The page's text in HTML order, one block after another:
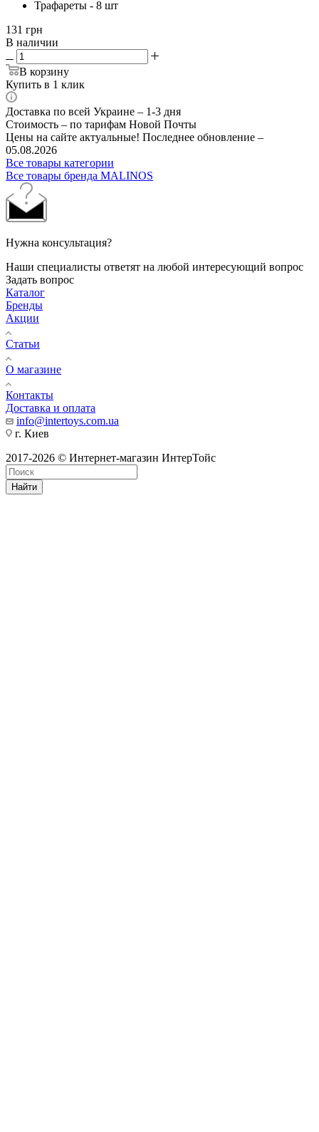
Трафареты - 8 шт
131 грн
В наличии
В корзину
Купить в 1 клик
Доставка по всей Украине – 1-3 дня
Стоимость – по тарифам Новой Почты
Цены на сайте актуальные! Последнее обновление –
05.08.2026
Все товары категории
Все товары бренда MALINOS
Нужна консультация?
Наши специалисты ответят на любой интересующий вопрос
Задать вопрос
Каталог
Бренды
Акции
Статьи
О магазине
Контакты
Доставка и оплата
info@intertoys.com.ua
г. Киев
2017-2026 © Интернет-магазин ИнтерТойс
Найти